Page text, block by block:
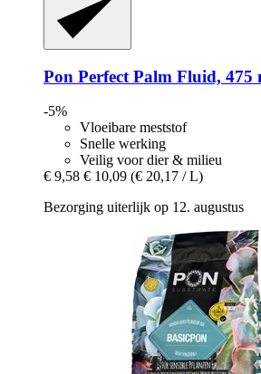
Pon Perfect Palm Fluid, 475
-5%
Vloeibare meststof
Snelle werking
Veilig voor dier & milieu
€ 9,58 € 10,09 (€ 20,17 / L)
Bezorging uiterlijk op 12. augustus